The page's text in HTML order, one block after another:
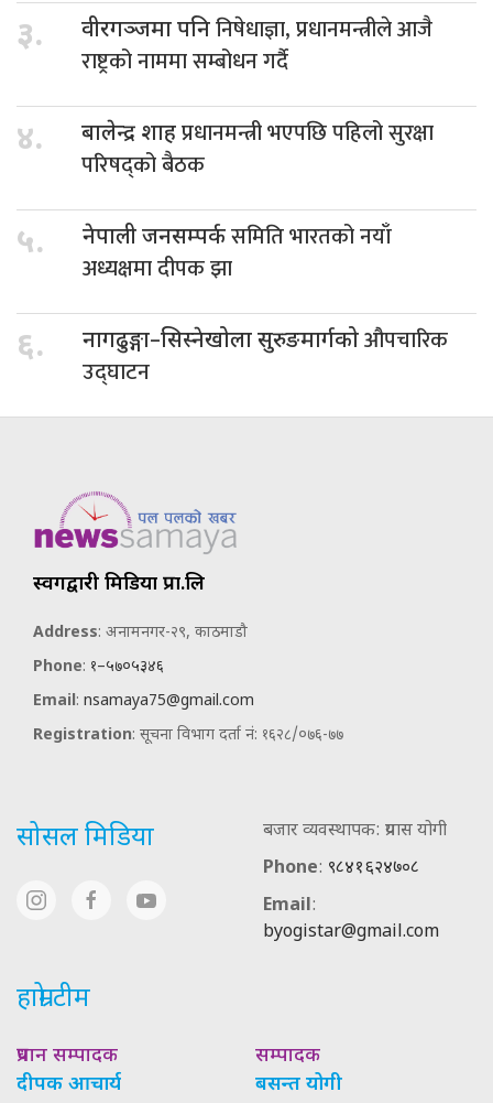
३. वीरगञ्जमा पनिनिषेधाज्ञा, प्रधानमन्त्रीले आजै
राष्ट्रको नाममा सम्बोधन गर्दै
४. बालेन्द्र शाहप्रधानमन्त्री भएपछि पहिलो सुरक्षा
परिषद्को बैठक
५. नेपाली जनसम्पर्कसमिति भारतको नयाँ
अध्यक्षमा दीपक झा
६. नागढुङ्गा–सिस्नेखोला सुरुङमार्गकोऔपचारिक
उद्घाटन
स्वर्गद्वारी मिडिया प्रा.लि
Address: अनामनगर-२९, काठमाडौ
Phone: १–५७०५३४६
Email: nsamaya75@gmail.com
Registration: सूचना विभाग दर्ता नं: १६२८/०७६-७७
सोसल मिडिया
बजार व्यवस्थापक: प्रयास योगी
Phone: ९८४१६२४७०८
Email:
byogistar@gmail.com
हाम्रो टीम
प्रधान सम्पादक
दीपक आचार्य
सम्पादक
बसन्त योगी